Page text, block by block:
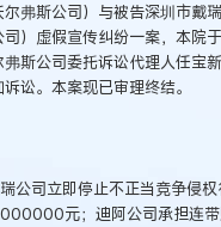
弗斯公司）与被告深圳市戴
）虚假宣传纠纷一案，本院
斯公司委托诉讼代理人任宝
讼。本案现已审理终结。
公司立即停止不正当竞争侵
元；迪阿公司承担连